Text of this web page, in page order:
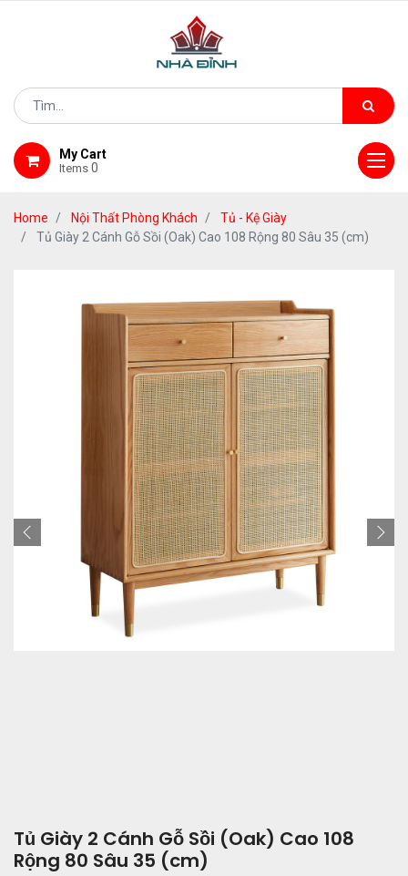
My Cart
Items 0
Home Nội Thất Phòng Khách
Tủ - Kệ Giày
Tủ Giày 2 Cánh Gỗ Sồi (Oak) Cao 108 Rộng 80 Sâu 35 (cm)
Tủ Giày 2 Cánh Gỗ Sồi (Oak) Cao 108
Rộng 80 Sâu 35 (cm)